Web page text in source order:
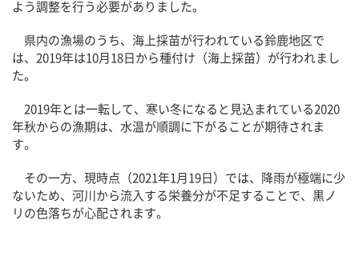
よう調整を行う必要がありました。
県内の漁場のうち、海上採苗が行われている鈴鹿地区で
は、2019年は10月18日から種付け（海上採苗）が行われまし
た。
2019年とは一転して、寒い冬になると見込まれている2020
年秋からの漁期は、水温が順調に下がることが期待されま
す。
その一方、現時点（2021年1月19日）では、降雨が極端に少
ないため、河川から流入する栄養分が不足することで、黒ノ
リの色落ちが心配されます。